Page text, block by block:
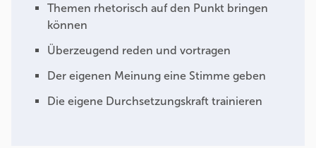
Themen rhetorisch auf den Punkt bringen
können
Überzeugend reden und vortragen
Der eigenen Meinung eine Stimme geben
Die eigene Durchsetzungskraft trainieren